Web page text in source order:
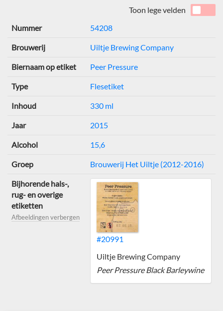
Toon lege velden
Nummer
54208
Brouwerij Uiltje Brewing Company
Biernaam op etiket Peer Pressure
Type Flesetiket
Inhoud 330 ml
Jaar 2015
Alcohol 15,6
Groep Brouwerij Het Uiltje (2012-2016)
Bijhorende hals-,
rug- en overige
etiketten
Afbeeldingen verbergen
#20991
Uiltje Brewing Company
Peer Pressure Black Barleywine